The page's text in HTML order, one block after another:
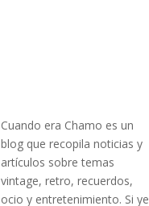
Cuando era Chamo es un
blog que recopila noticias y
artículos sobre temas
vintage, retro, recuerdos,
ocio y entretenimiento. Si ye